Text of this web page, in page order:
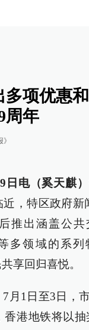
多项优惠
周年
电（奚天麒）
，特区政府新
推出涵盖公共
多领域的系列
享回归喜悦。
月1日至3日，
香港地铁将以抽